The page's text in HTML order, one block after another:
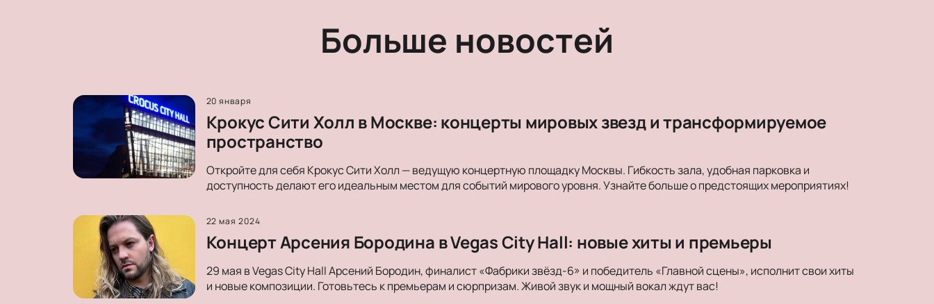
Больше новостей
20 января
Крокус Сити Холл в Москве: концерты мировых звезд и трансформируемое
пространство
Откройте для себя Крокус Сити Холл — ведущую концертную площадку Москвы. Гибкость зала, удобная парковка и
доступность делают его идеальным местом для событий мирового уровня. Узнайте больше о предстоящих мероприятиях!
22 мая 2024
Концерт Арсения Бородина в Vegas City Hall: новые хиты и премьеры
29 мая в Vegas City Hall Арсений Бородин, финалист «Фабрики звёзд-6» и победитель «Главной сцены», исполнит свои хиты
и новые композиции. Готовьтесь к премьерам и сюрпризам. Живой звук и мощный вокал ждут вас!